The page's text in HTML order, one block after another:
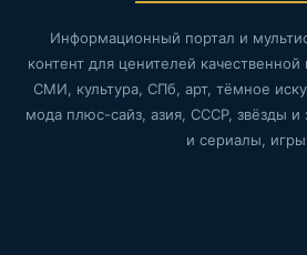
Информационный портал и
контент для ценителей
СМИ, культура, СПб, арт, тёмное
мода плюс-сайз, азия, СССР, звёзды
и сериалы, игры.